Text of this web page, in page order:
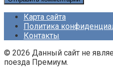
Карта сайта
Политика
Контакты
© 2026 Данный сайт не
поезда Премиум.